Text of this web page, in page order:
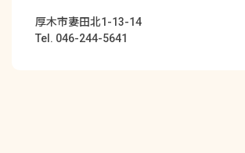
厚木市妻田北1-13-14
Tel. 046-244-5641